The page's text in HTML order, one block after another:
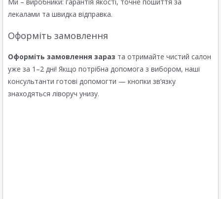
Ми – виробники: гарантія якості, точне пошиття за
лекалами та швидка відправка.
Оформіть замовлення
Оформіть замовлення зараз та отримайте чистий салон
уже за 1–2 дні! Якщо потрібна допомога з вибором, наші
консультанти готові допомогти — кнопки зв’язку
знаходяться ліворуч унизу.